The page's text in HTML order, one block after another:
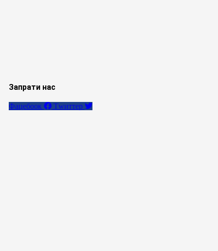
Запрати нас
Фацебоок Тwиттер